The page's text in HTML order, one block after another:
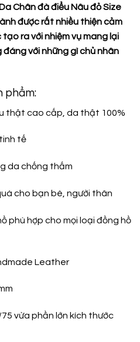
Chân đà điểu Nâu đỏ Size
được rất nhiều thiện cảm
ra với nhiệm vụ mang lại
với những gì chủ nhân
phẩm:
thật cao cấp, da thật 100%
tế
da chống thấm
cho bạn bè, người thân
phù hợp cho mọi loại đồng hồ
Leather
vừa phần lớn kích thước